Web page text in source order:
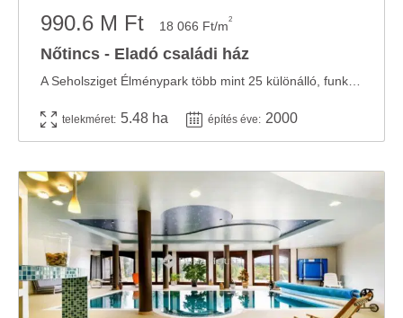
990.6 M Ft 18 066 Ft/m2
Nőtincs - Eladó családi ház
telekméret: 5.48 ha építés éve: 2000